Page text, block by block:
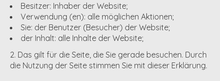
Besitzer: Inhaber der Website;
Verwendung (en): alle möglichen Aktionen;
Sie: der Benutzer (Besucher) der Website;
der Inhalt: alle Inhalte der Website;
2. Das gilt für die Seite, die Sie gerade besuchen. Durch
die Nutzung der Seite stimmen Sie mit dieser Erklärung.